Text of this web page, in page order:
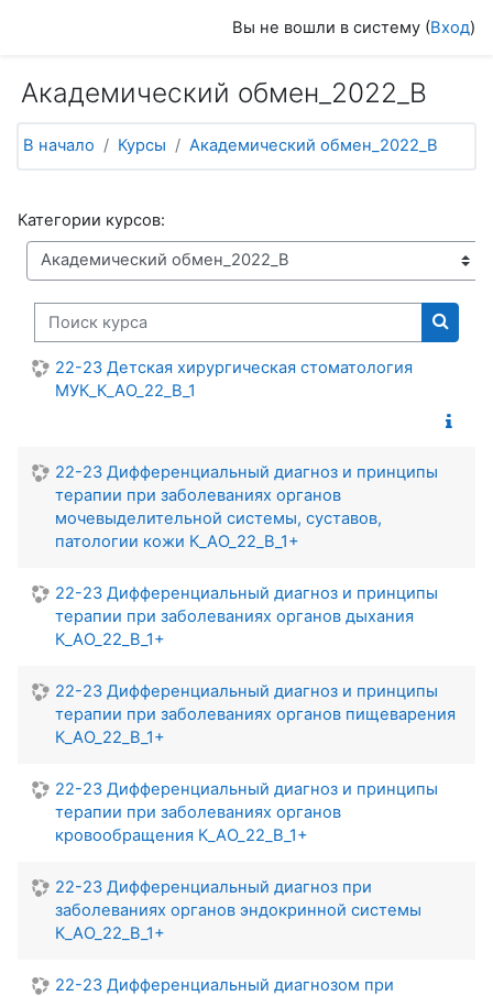
Вы не вошли в систему (Вход)
Академический обмен_2022_В
В начало Курсы Академический обмен_2022_В
Категории курсов:
Поиск курса
Поиск
22-23 Детская хирургическая стоматология
МУК_К_АО_22_В_1
22-23 Дифференциальный диагноз и принципы
терапии при заболеваниях органов
мочевыделительной системы, суставов,
патологии кожи К_АО_22_В_1+
22-23 Дифференциальный диагноз и принципы
терапии при заболеваниях органов дыхания
К_АО_22_В_1+
22-23 Дифференциальный диагноз и принципы
терапии при заболеваниях органов пищеварения
К_АО_22_В_1+
22-23 Дифференциальный диагноз и принципы
терапии при заболеваниях органов
кровообращения К_АО_22_В_1+
22-23 Дифференциальный диагноз при
заболеваниях органов эндокринной системы
К_АО_22_В_1+
22-23 Дифференциальный диагнозом при